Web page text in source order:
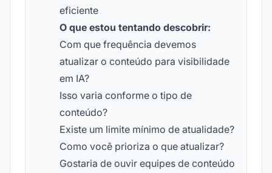
eficiente
O que estou tentando descobrir:
Com que frequência devemos
atualizar o conteúdo para visibilidade
em IA?
Isso varia conforme o tipo de
conteúdo?
Existe um limite mínimo de atualidade?
Como você prioriza o que atualizar?
Gostaria de ouvir equipes de conteúdo